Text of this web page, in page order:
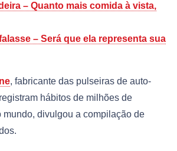
– Quanto mais comida à vista,
– Será que ela representa sua
, fabricante das pulseiras de auto-
hábitos de milhões de
mundo, divulgou a compilação de